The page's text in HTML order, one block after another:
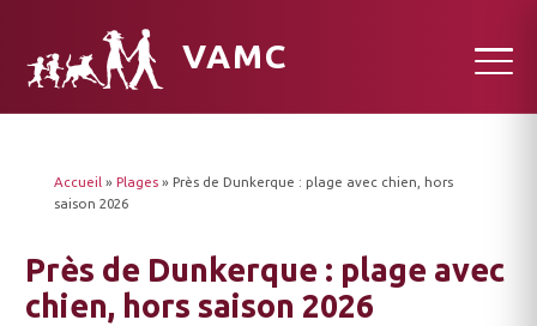
VAMC
Accueil » Plages » Près de Dunkerque : plage avec chien, hors
saison 2026
Près de Dunkerque : plage avec
chien, hors saison 2026